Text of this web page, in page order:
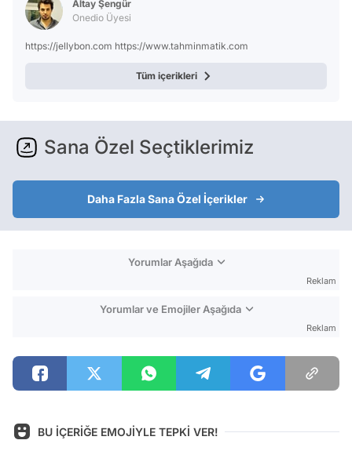
Altay Şengür
Onedio Üyesi
https://jellybon.com https://www.tahminmatik.com
Tüm içerikleri
Sana Özel Seçtiklerimiz
Daha Fazla Sana Özel İçerikler
Yorumlar Aşağıda
Reklam
Yorumlar ve Emojiler Aşağıda
Reklam
BU İÇERİĞE EMOJİYLE TEPKİ VER!